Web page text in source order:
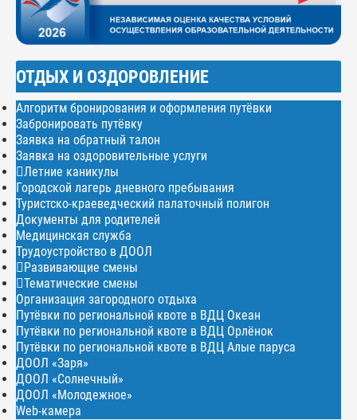
ОТДЫХ И ОЗДОРОВЛЕНИЕ
Алгоритм бронирования и оформления путёвки
Забронировать путёвку
Заявка на обратный талон
Заявка на оздоровительные услуги
Летние каникулы
Городской лагерь дневного пребывания
Туристско-краеведческий палаточный полигон
Документы для родителей
Медицинская служба
Трудоустройство в ДООЛ
Развивающие смены
Тематические смены
Организация загородного отдыха
Путёвки по региональной квоте в ВДЦ Океан
Путёвки по региональной квоте в ВДЦ Орлёнок
Путёвки по региональной квоте в ВДЦ Алые паруса
ДООЛ «Заря»
ДООЛ «Солнечный»
ДООЛ «Молодежное»
Web-камера